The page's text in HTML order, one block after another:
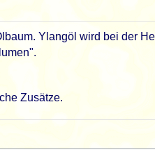
Ylangöl wird bei der
Zusätze.